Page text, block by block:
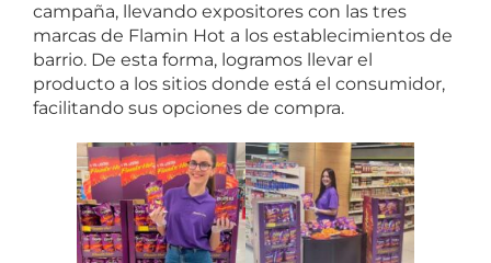
campaña, llevando expositores con las tres
marcas de Flamin Hot a los establecimientos de
barrio. De esta forma, logramos llevar el
producto a los sitios donde está el consumidor,
facilitando sus opciones de compra.